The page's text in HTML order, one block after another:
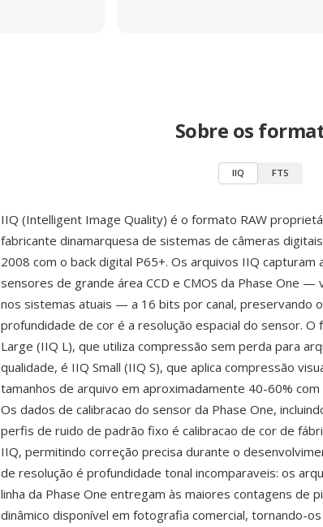
Sobre os
IIQ FTS
IIQ (Intelligent Image Quality) é o formato RAW
fabricante dinamarquesa de sistemas de câmeras
2008 com o back digital P65+. Os arquivos IIQ capturam
sensores de grande área CCD e CMOS da Phase One
nos sistemas atuais — a 16 bits por canal, preservando
profundidade de cor é a resolução espacial do sensor.
Large (IIQ L), que utiliza compressão sem perda para
qualidade, é IIQ Small (IIQ S), que aplica compressão
tamanhos de arquivo em aproximadamente 40-60%
Os dados de calibracao do sensor da Phase One,
perfis de ruido de padrão fixo é calibracao de cor de
IIQ, permitindo correção precisa durante o
de resolução é profundidade tonal incomparaveis: os
linha da Phase One entregam às maiores contagens de
dinâmico disponível em fotografia comercial, tornando-